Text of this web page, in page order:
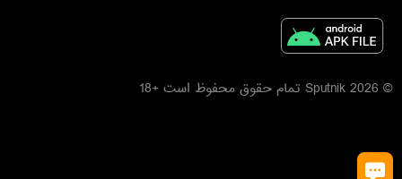
© 2026 Sputnik تمام حقوق محفوظ است +18